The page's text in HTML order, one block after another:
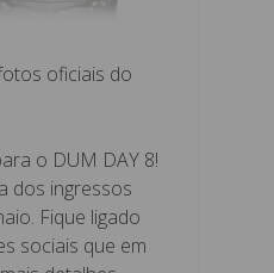
oficiais do
o DUM DAY 8!
dos ingressos
Fique ligado
sociais que em